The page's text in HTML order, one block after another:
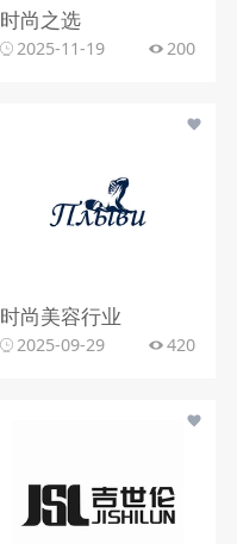
时尚之选
2025-11-19 200
时尚美容行业
2025-09-29 420